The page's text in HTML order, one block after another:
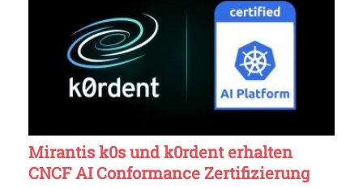
Mirantis k0s und k0rdent erhalten
CNCF AI Conformance Zertifizierung